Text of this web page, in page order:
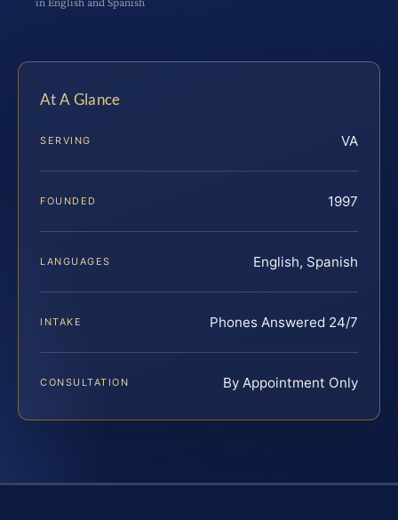
At A Glance
SERVING VA
FOUNDED 1997
LANGUAGES English, Spanish
INTAKE Phones Answered 24/7
CONSULTATION By Appointment Only